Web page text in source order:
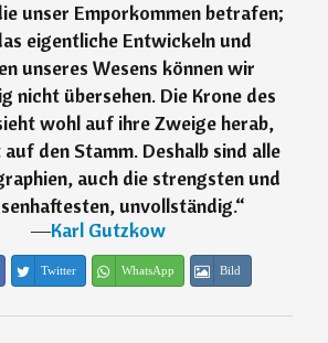
unser Emporkommen betrafen;
eigentliche Entwickeln und
unseres Wesens können wir
nicht übersehen. Die Krone des
wohl auf ihre Zweige herab,
den Stamm. Deshalb sind alle
auch die strengsten und
unvollständig.“
―Karl Gutzkow
Twitter WhatsApp Bild